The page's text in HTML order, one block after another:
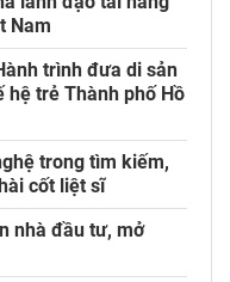
Nam​
trình đưa di sản
hệ trẻ Thành phố Hồ
trong tìm kiếm,
cốt liệt sĩ
nhà đầu tư, mở